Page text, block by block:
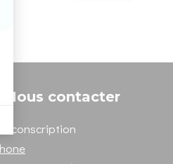
Nous contacter